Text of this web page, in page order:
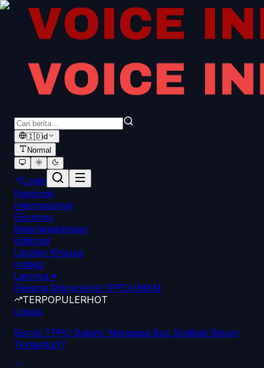
🇮🇩id
Normal
Login
Nasional
Internasional
Ekonomi
Ketenagakerjaan
Editorial
Liputan Khusus
Indeks
Lainnya ▾
Pekerja MigranAnti-TPPOUMKM
TERPOPULERHOT
Lipsus
Borok TPPO Batam: Mengapa Bos Sindikat Belum
Tersentuh?